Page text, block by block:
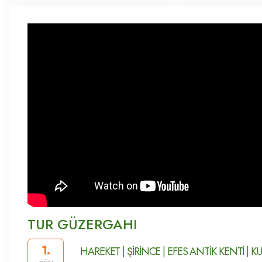
TUR GÜZERGAHI
1. HAREKET | ŞİRİNCE | EFES ANTİK KENTİ |